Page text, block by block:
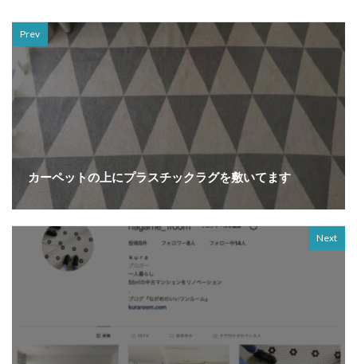
Prev
カーペットの上にプラスチックラグを敷いてます
Next